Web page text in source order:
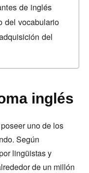
de inglés
del vocabulario
del
inglés
uno de los
Según
lingüistas y
de un millón